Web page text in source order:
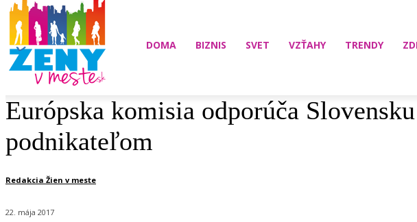
DOMA BIZNIS SVET VZŤAHY TRENDY
Európska komisia odporúča
podnikateľom
Redakcia Žien v meste
22. mája 2017